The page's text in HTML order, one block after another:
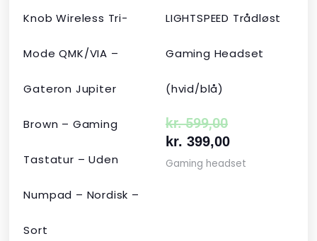
Knob Wireless Tri-
Mode QMK/VIA –
Gateron Jupiter
Brown – Gaming
Tastatur – Uden
Numpad – Nordisk –
Sort
LIGHTSPEED Trådløst
Gaming Headset
(hvid/blå)
kr.599,00
kr. 399,00
Gaming headset